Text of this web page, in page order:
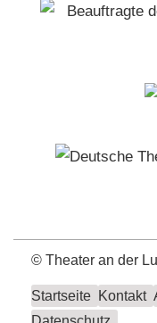
© Theater an der
Startseite Kontakt